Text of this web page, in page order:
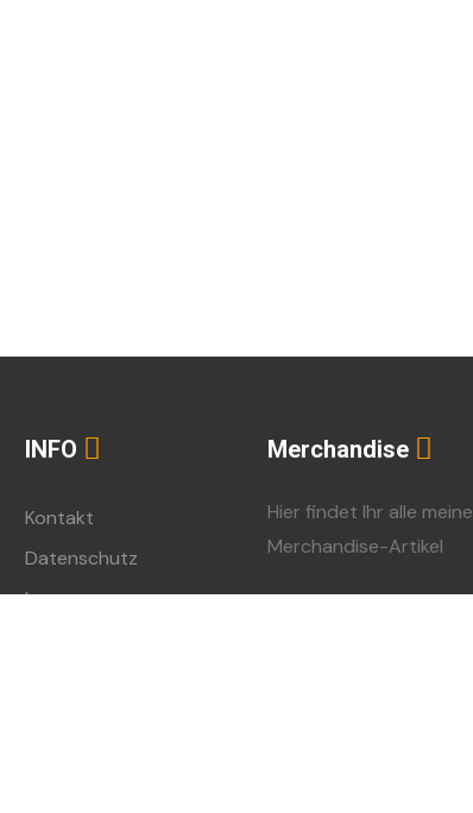
INFO
Kontakt
Datenschutz
Impressum
Merchandise
Hier findet Ihr alle meine
Merchandise-Artikel